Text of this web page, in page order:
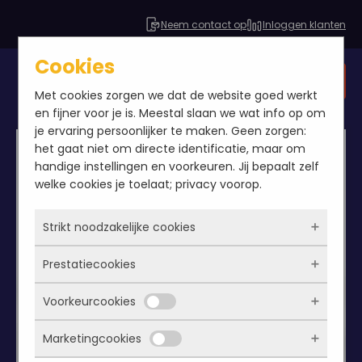
Neem contact op Inloggen klanten
Cookies
Met cookies zorgen we dat de website goed werkt
en fijner voor je is. Meestal slaan we wat info op om
je ervaring persoonlijker te maken. Geen zorgen:
het gaat niet om directe identificatie, maar om
handige instellingen en voorkeuren. Jij bepaalt zelf
welke cookies je toelaat; privacy voorop.
Strikt noodzakelijke cookies
Deze cookies zorgen ervoor dat de website
überhaupt werkt. Ze zijn dus altijd actief en
kunnen niet worden uitgezet. Meestal worden
ze alleen geplaatst als jij iets doet, zoals
inloggen, een formulier invullen of je
Prestatiecookies
Met deze cookies zien we hoe vaak onze site
bezocht wordt, waar bezoekers vandaan
komen en welke pagina’s populair zijn. Zo
Voorkeurcookies
Deze cookies onthouden jouw voorkeuren.
Marketingcookies